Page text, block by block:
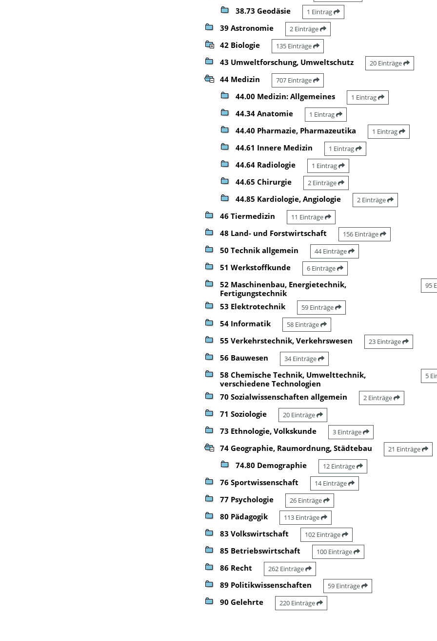
38.73 Geodäsie 1 Eintrag
39 Astronomie 2 Einträge
42 Biologie 135 Einträge
43 Umweltforschung, Umweltschutz 20 Einträge
44 Medizin 707 Einträge
44.00 Medizin: Allgemeines 1 Eintrag
44.34 Anatomie 1 Eintrag
44.40 Pharmazie, Pharmazeutika 1 Eintrag
44.61 Innere Medizin 1 Eintrag
44.64 Radiologie 1 Eintrag
44.65 Chirurgie 2 Einträge
44.85 Kardiologie, Angiologie 2 Einträge
46 Tiermedizin 11 Einträge
48 Land- und Forstwirtschaft 156 Einträge
50 Technik allgemein 44 Einträge
51 Werkstoffkunde 6 Einträge
52 Maschinenbau, Energietechnik,
Fertigungstechnik
95
53 Elektrotechnik 59 Einträge
54 Informatik 58 Einträge
55 Verkehrstechnik, Verkehrswesen 23 Einträge
56 Bauwesen 34 Einträge
58 Chemische Technik, Umwelttechnik,
verschiedene Technologien
5
70 Sozialwissenschaften allgemein 2 Einträge
71 Soziologie 20 Einträge
73 Ethnologie, Volkskunde 3 Einträge
74 Geographie, Raumordnung, Städtebau 21 Einträge
74.80 Demographie 12 Einträge
76 Sportwissenschaft 14 Einträge
77 Psychologie 26 Einträge
80 Pädagogik 113 Einträge
83 Volkswirtschaft 102 Einträge
85 Betriebswirtschaft 100 Einträge
86 Recht 262 Einträge
89 Politikwissenschaften 59 Einträge
90 Gelehrte 220 Einträge